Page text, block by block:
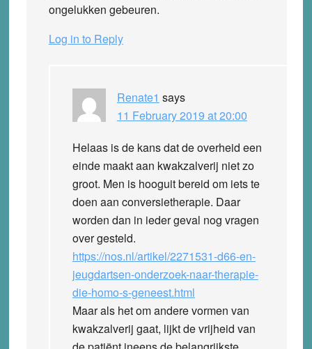
ongelukken gebeuren.
Log in to Reply
Renate1 says
11 February 2019 at 20:00
Helaas is de kans dat de overheid een
einde maakt aan kwakzalverij niet zo
groot. Men is hooguit bereid om iets te
doen aan conversietherapie. Daar
worden dan in ieder geval nog vragen
over gesteld.
https://nos.nl/artikel/2271531-d66-en-
jeugdartsen-onderzoek-naar-therapie-
die-homo-s-geneest.html
Maar als het om andere vormen van
kwakzalverij gaat, lijkt de vrijheid van